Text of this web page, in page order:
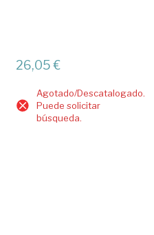
26,05 €
Agotado/Descatalogado.
Puede solicitar
búsqueda.